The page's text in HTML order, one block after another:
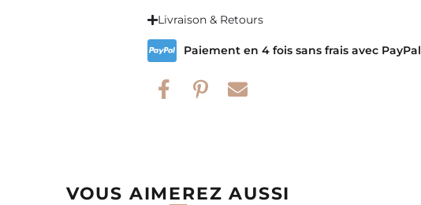
Livraison & Retours
Paiement en 4 fois sans frais avec PayPal
VOUS AIMEREZ AUSSI